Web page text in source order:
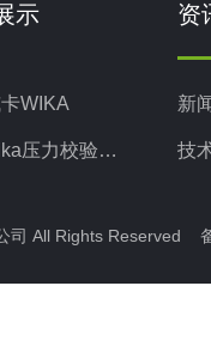
示
WIKA
德国wika压力校验系统
克GRACO
意大利ELETTROTEC压力开关
资
新
技
司 All Rights Reserved